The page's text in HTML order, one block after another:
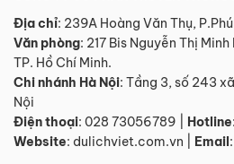
Địa chỉ: 239A Hoàng Văn Thụ,
Văn phòng: 217 Bis Nguyễn Thị
TP. Hồ Chí Minh.
Chi nhánh Hà Nội: Tầng 3, số 243
Nội
Điện thoại: 028 73056789 Hotline:
Website: dulichviet.com.vn Email: